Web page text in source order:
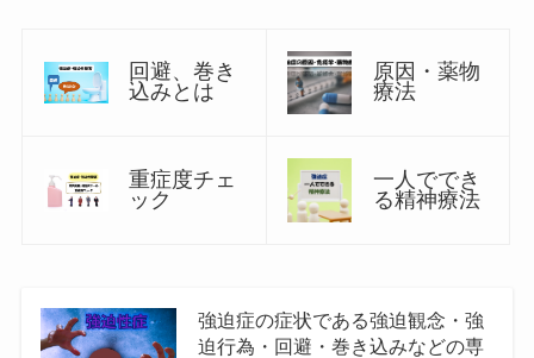
回避、巻き
込みとは
原因・薬物
療法
重症度チェ
ック
一人ででき
る精神療法
強迫症の症状である強迫観念・強
迫行為・回避・巻き込みなどの専